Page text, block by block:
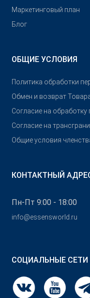
Маркетинговый план
Блог
ОБЩИЕ УСЛОВИЯ
Политика обработки
Обмен и возврат
Согласие на
Согласие на
Общие условия
КОНТАКТНЫЙ
Пн-Пт 9:00 - 18:00
info@essensworld.ru
СОЦИАЛЬНЫЕ СЕТИ